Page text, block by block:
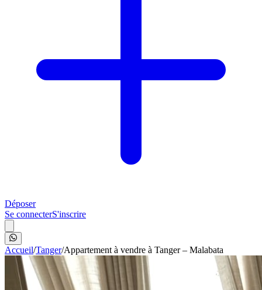
Déposer
Se connecterS'inscrire
Accueil/Tanger/Appartement à vendre à Tanger – Malabata